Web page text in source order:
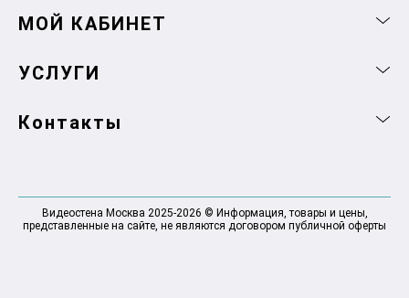
МОЙ КАБИНЕТ
УСЛУГИ
Контакты
Видеостена Москва 2025-2026 © Информация, товары и цены,
представленные на сайте, не являются договором публичной оферты